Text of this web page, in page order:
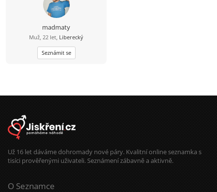
madmaty
Muž, 22 let, Liberecký
Seznámit se
Už 16 let dáváme dohromady nové páry. Kvalitní online seznamka s
tisíci prověřenými uživateli. Seznámení zábavně a aktivně.
O Seznamce